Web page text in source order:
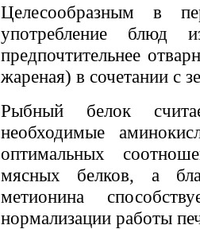
Целесообразным в
употребление
предпочтительнее
жареная) в сочетании с
Рыбный белок
необходимые
оптимальных
мясных белков, а
метионина
нормализации работы